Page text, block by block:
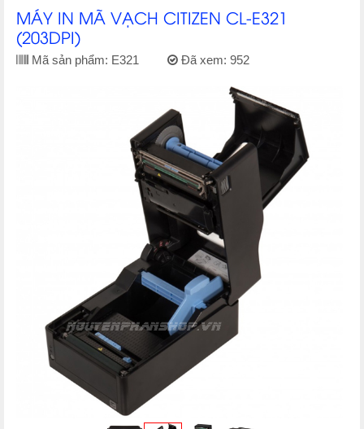
MÁY IN MÃ VẠCH CITIZEN CL-E321
(203DPI)
Mã sản phẩm: E321 Đã xem: 952